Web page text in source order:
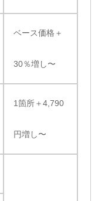
ベース価格＋
30％増し〜
1箇所＋4,790
円増し〜